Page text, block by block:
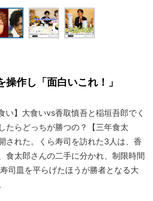
操作し「面白いこれ！」
】大食いvs香取慎吾と稲垣吾郎でく
たらどっちが勝つの？【三年食太
された。くら寿司を訪れた3人は、香
食太郎さんの二手に分かれ、制限時間
司皿を平らげたほうが勝者となる大